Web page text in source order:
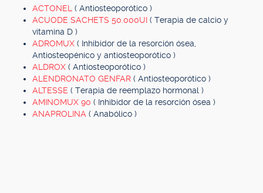
ACTONEL ( Antiosteoporótico )
ACUODE SACHETS 50.000UI ( Terapia de calcio y
vitamina D )
ADROMUX ( Inhibidor de la resorción ósea,
Antiosteopénico y antiosteoporótico )
ALDROX ( Antiosteoporótico )
ALENDRONATO GENFAR ( Antiosteoporótico )
ALTESSE ( Terapia de reemplazo hormonal )
AMINOMUX 90 ( Inhibidor de la resorción ósea )
ANAPROLINA ( Anabólico )